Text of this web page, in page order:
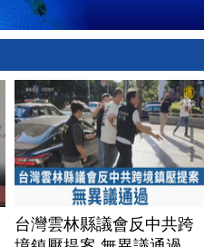
台灣雲林縣議會反中共跨